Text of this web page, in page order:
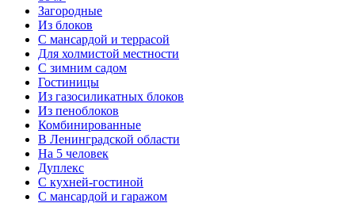
Загородные
Из блоков
С мансардой и террасой
Для холмистой местности
С зимним садом
Гостиницы
Из газосиликатных блоков
Из пеноблоков
Комбинированные
В Ленинградской области
На 5 человек
Дуплекс
С кухней-гостиной
С мансардой и гаражом